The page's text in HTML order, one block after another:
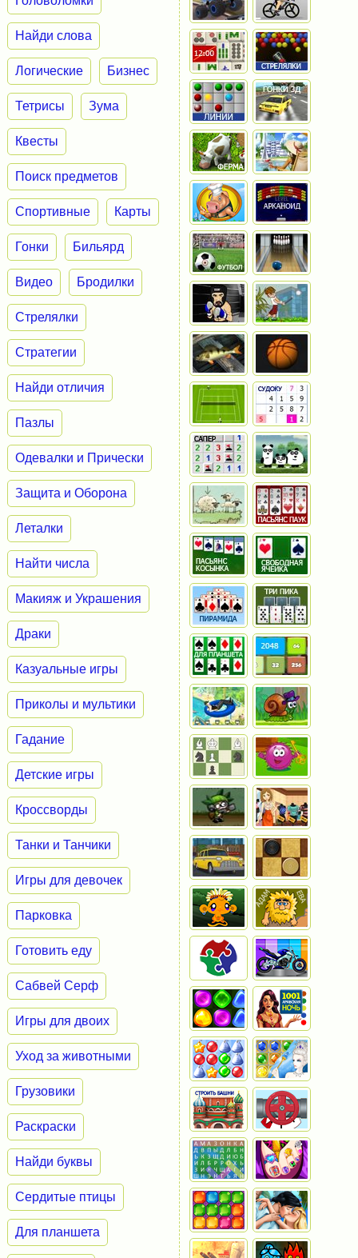
Найди слова
Логические Бизнес
Тетрисы Зума
Квесты
Поиск предметов
Спортивные Карты
Гонки Бильярд
Видео Бродилки
Стрелялки
Стратегии
Найди отличия
Пазлы
Одевалки и Прически
Защита и Оборона
Леталки
Найти числа
Макияж и Украшения
Драки
Казуальные игры
Приколы и мультики
Гадание
Детские игры
Кроссворды
Танки и Танчики
Игры для девочек
Парковка
Готовить еду
Сабвей Серф
Игры для двоих
Уход за животными
Грузовики
Раскраски
Найди буквы
Сердитые птицы
Для планшета